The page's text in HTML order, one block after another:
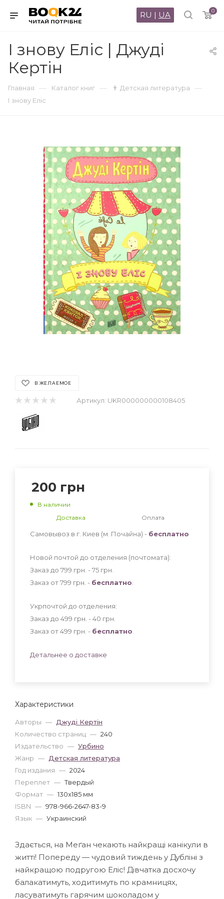
0
RU | UA
І знову Еліс | Джуді
Кертін
Главная — Каталог книг — 👨 Детская литература —
І знову Еліс
В ЖЕЛАЕМОЕ
Артикул: UKR000000000108405
Характеристики
Авторы — Джуді Кертін
Количество страниц — 240
Издательство — Урбино
Жанр — Детская литература
Год издания — 2024
Переплет — Твердый
Формат — 130x185 мм
ISBN — 978-966-2647-83-9
Язык — Украинский
200 грн
В наличии
Доставка
Оплата
Самовывоз в г. Киев (м. Почайна) - бесплатно
Новой почтой до отделения (почтомата):
Заказ до 799 грн. - 75 грн
Заказ от 799 грн. - бесплатно
Укрпочтой до отделения:
Заказ до 499 грн. - 40 грн
Заказ от 499 грн. - бесплатно
Детальнее о доставке
Здається, на Меґан чекають найкращі канікули в
житті! Попереду — чудовий тиждень у Дубліні з
найкращою подругою Еліс! Дівчатка досхочу
балакатимуть, ходитимуть по крамницях,
ласуватимуть гарячим шоколадом у